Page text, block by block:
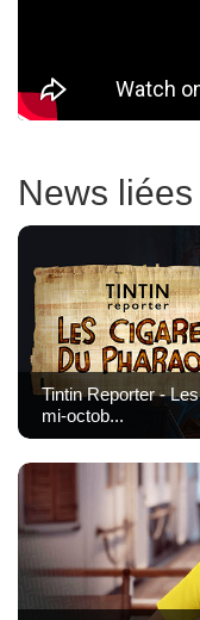
News
Tintin Reporter -
mi-octob...